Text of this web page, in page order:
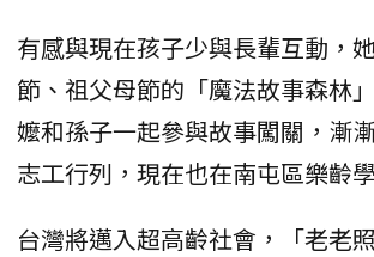
有感與現在孩子少與長輩互動，
節、祖父母節的「魔法故事森林
嬤和孫子一起參與故事闖關，漸
志工行列，現在也在南屯區樂齡
台灣將邁入超高齡社會，「老老